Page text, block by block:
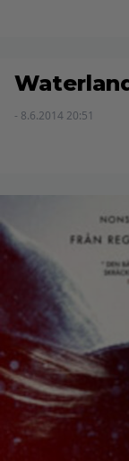
- 8.6.2014 20:51